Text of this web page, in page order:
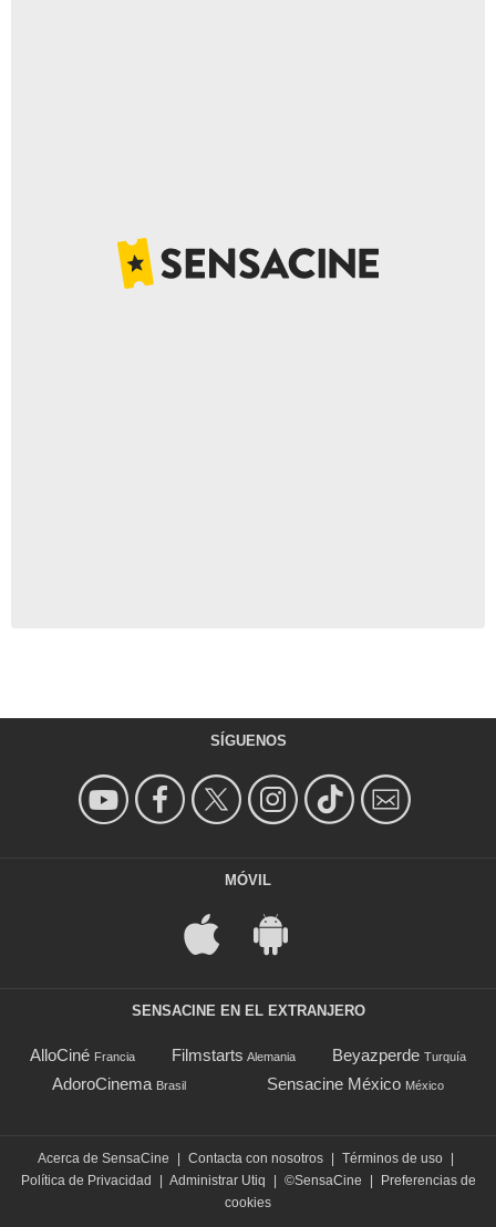
SÍGUENOS
MÓVIL
SENSACINE EN EL EXTRANJERO
AlloCiné Francia Filmstarts Alemania Beyazperde Turquía
AdoroCinema Brasil Sensacine México México
Acerca de SensaCine Contacta con nosotros Términos de uso
Política de Privacidad
Administrar Utiq ©SensaCine
Preferencias de
cookies